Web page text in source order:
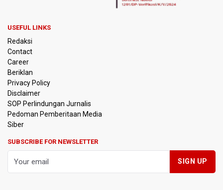
USEFUL LINKS
Redaksi
Contact
Career
Beriklan
Privacy Policy
Disclaimer
SOP Perlindungan Jurnalis
Pedoman Pemberitaan Media
Siber
SUBSCRIBE FOR NEWSLETTER